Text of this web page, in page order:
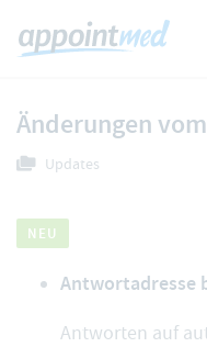
Änderungen
Updates
NEU
Antwortadresse
Antworten auf